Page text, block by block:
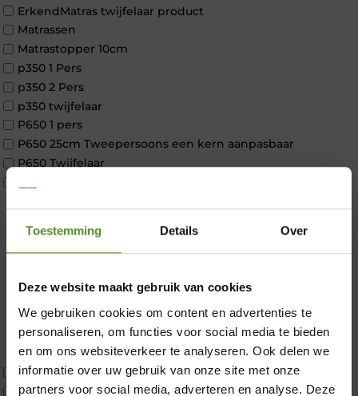
Toestemming Details Over
Deze website maakt gebruik van cookies
We gebruiken cookies om content en advertenties te
personaliseren, om functies voor social media te bieden
en om ons websiteverkeer te analyseren. Ook delen we
informatie over uw gebruik van onze site met onze
partners voor social media, adverteren en analyse. Deze
ErkendMatras twijfelaar product
Matrassen
Matrastopper 10cm
p350 1 Pers
p350 2 Pers
p350 twijfelaar
P650 1 pers
P650 25cm Tweepersoons een kern aanpasbaar
P650 Twijfelaar
2 personen
2 personen split
Materiaal
Koudschuim
Latex
Traagschuim
Tweepersoons 1 kern
Tweepersoons 1 kern product
×